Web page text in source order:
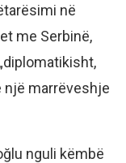
në
me Serbinë,
marrëveshje
nguli këmbë